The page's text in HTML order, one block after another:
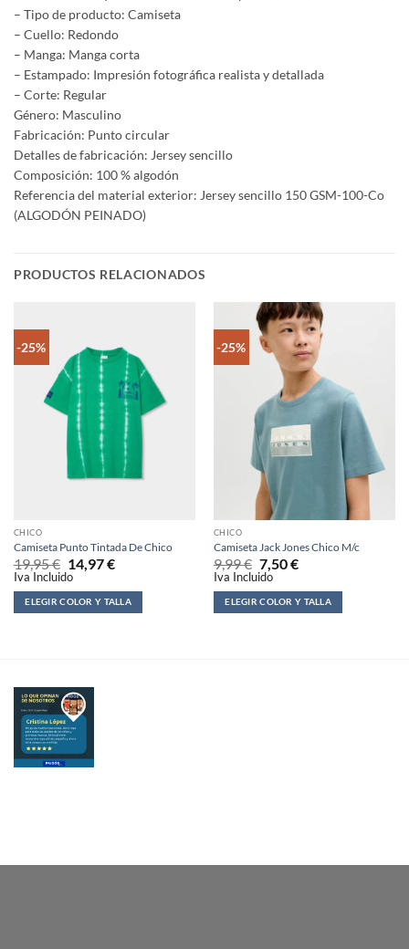
– Tipo de producto: Camiseta
– Cuello: Redondo
– Manga: Manga corta
– Estampado: Impresión fotográfica realista y detallada
– Corte: Regular
Género: Masculino
Fabricación: Punto circular
Detalles de fabricación: Jersey sencillo
Composición: 100 % algodón
Referencia del material exterior: Jersey sencillo 150 GSM-100-Co
(ALGODÓN PEINADO)
PRODUCTOS RELACIONADOS
-25%
CHICO
Camiseta Punto Tintada De Chico
19,95€ 14,97€
Iva Incluido
ELEGIR COLOR Y TALLA
-25%
CHICO
Camiseta Jack Jones Chico M/c
9,99€ 7,50€
Iva Incluido
ELEGIR COLOR Y TALLA